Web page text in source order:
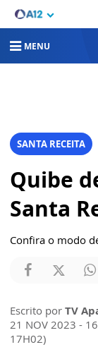
MENU
SANTA RECEITA
Quibe
Santa
Confira o modo
Escrito por TV
21 NOV 2023 -
17H02)